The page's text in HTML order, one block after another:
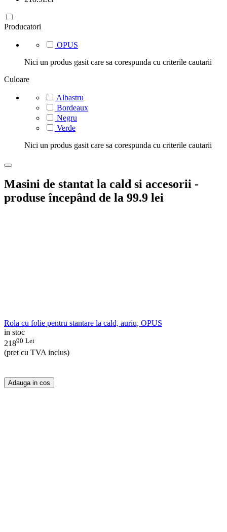
Producatori
OPUS
Nici un produs gasit care sa corespunda cu criterile cautarii
Culoare
Albastru
Bordeaux
Negru
Verde
Nici un produs gasit care sa corespunda cu criterile cautarii
Masini de stantat la cald si accesorii -
produse începând de la 99.9 lei
Rola cu folie pentru stantare la cald, auriu, OPUS
in stoc
21890 Lei
(pret cu TVA inclus)
Adauga in cos